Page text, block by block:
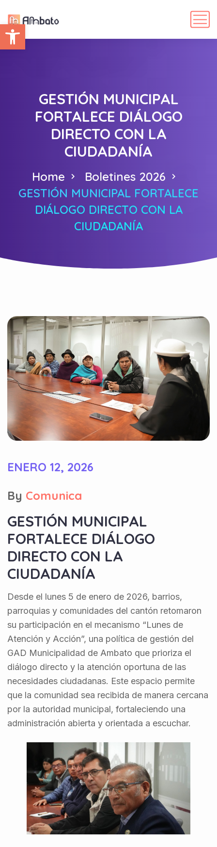
Abrir barra de herramientas
GESTIÓN MUNICIPAL
FORTALECE DIÁLOGO
DIRECTO CON LA
CIUDADANÍA
Home
Boletines 2026
GESTIÓN MUNICIPAL FORTALECE
DIÁLOGO DIRECTO CON LA
CIUDADANÍA
ENERO 12, 2026
By Comunica
GESTIÓN MUNICIPAL
FORTALECE DIÁLOGO
DIRECTO CON LA
CIUDADANÍA
Desde el lunes 5 de enero de 2026, barrios,
parroquias y comunidades del cantón retomaron
su participación en el mecanismo “Lunes de
Atención y Acción”, una política de gestión del
GAD Municipalidad de Ambato que prioriza el
diálogo directo y la atención oportuna de las
necesidades ciudadanas. Este espacio permite
que la comunidad sea recibida de manera cercana
por la autoridad municipal, fortaleciendo una
administración abierta y orientada a escuchar.